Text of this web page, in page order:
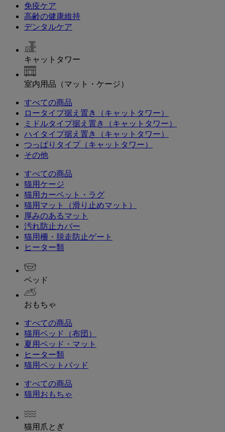
免疫ケア
高齢の健康維持
デンタルケア
キャットタワー
室内用品（マット・ケージ）
すべての商品
ロータイプ据え置き（キャットタワー）
ミドルタイプ据え置き（キャットタワー）
ハイタイプ据え置き（キャットタワー）
つっぱりタイプ（キャットタワー）
その他
すべての商品
猫用ケージ
猫用カーペット・ラグ
猫用マット（滑り止めマット）
厚みのあるマット
汚れ防止カバー
猫用柵・脱走防止ゲート
ヒーター類
ベッド
おもちゃ
すべての商品
猫用ベッド（布団）
夏用ベッド・マット
ヒーター類
猫用ベットパッド
すべての商品
猫用おもちゃ
猫用爪とぎ